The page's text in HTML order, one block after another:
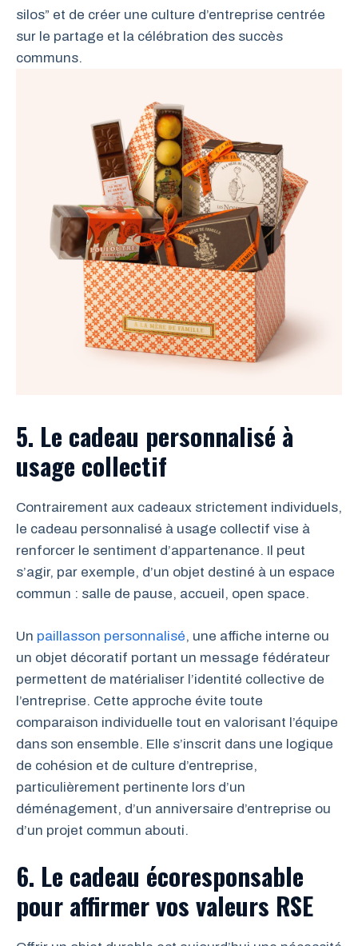
silos” et de créer une culture d’entreprise centrée
sur le partage et la célébration des succès
communs.
5. Le cadeau personnalisé à
usage collectif
Contrairement aux cadeaux strictement individuels,
le cadeau personnalisé à usage collectif vise à
renforcer le sentiment d’appartenance. Il peut
s’agir, par exemple, d’un objet destiné à un espace
commun : salle de pause, accueil, open space.
Un paillasson personnalisé, une affiche interne ou
un objet décoratif portant un message fédérateur
permettent de matérialiser l’identité collective de
l’entreprise. Cette approche évite toute
comparaison individuelle tout en valorisant l’équipe
dans son ensemble. Elle s’inscrit dans une logique
de cohésion et de culture d’entreprise,
particulièrement pertinente lors d’un
déménagement, d’un anniversaire d’entreprise ou
d’un projet commun abouti.
6. Le cadeau écoresponsable
pour affirmer vos valeurs RSE